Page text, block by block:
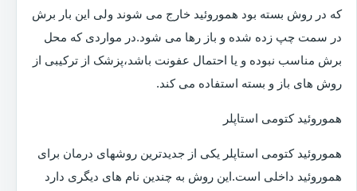
که در روش بسته بود هموروئید خارج می شوند ولی این بار برش
در سمت چپ زده شده و باز رها می شود.در مواردی که محل
برش مناسب نبوده و یا احتمال عفونت باشد،پزشک از ترکیبی از
روش های باز و بسته استفاده می کند.
هموروئید کتومی استاپلر
هموروئید کتومی استاپلر یکی از جدیدترین روشهای درمان برای
هموروئید داخلی است.این روش به چندین نام های دیگری دارد